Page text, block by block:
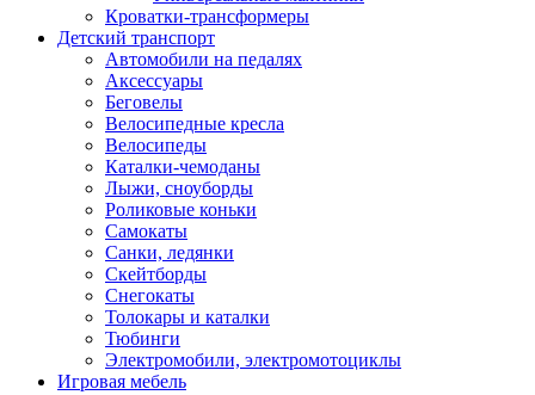
Кроватки-трансформеры
Детский транспорт
Автомобили на педалях
Аксессуары
Беговелы
Велосипедные кресла
Велосипеды
Каталки-чемоданы
Лыжи, сноуборды
Роликовые коньки
Самокаты
Санки, ледянки
Скейтборды
Снегокаты
Толокары и каталки
Тюбинги
Электромобили, электромотоциклы
Игровая мебель